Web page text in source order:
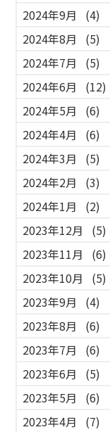
2024年9月
(4)
2024年8月
(5)
2024年7月
(5)
2024年6月
(12)
2024年5月
(6)
2024年4月
(6)
2024年3月
(5)
2024年2月
(3)
2024年1月
(2)
2023年12月
(5)
2023年11月
(6)
2023年10月
(5)
2023年9月
(4)
2023年8月
(6)
2023年7月
(6)
2023年6月
(5)
2023年5月
(6)
2023年4月
(7)